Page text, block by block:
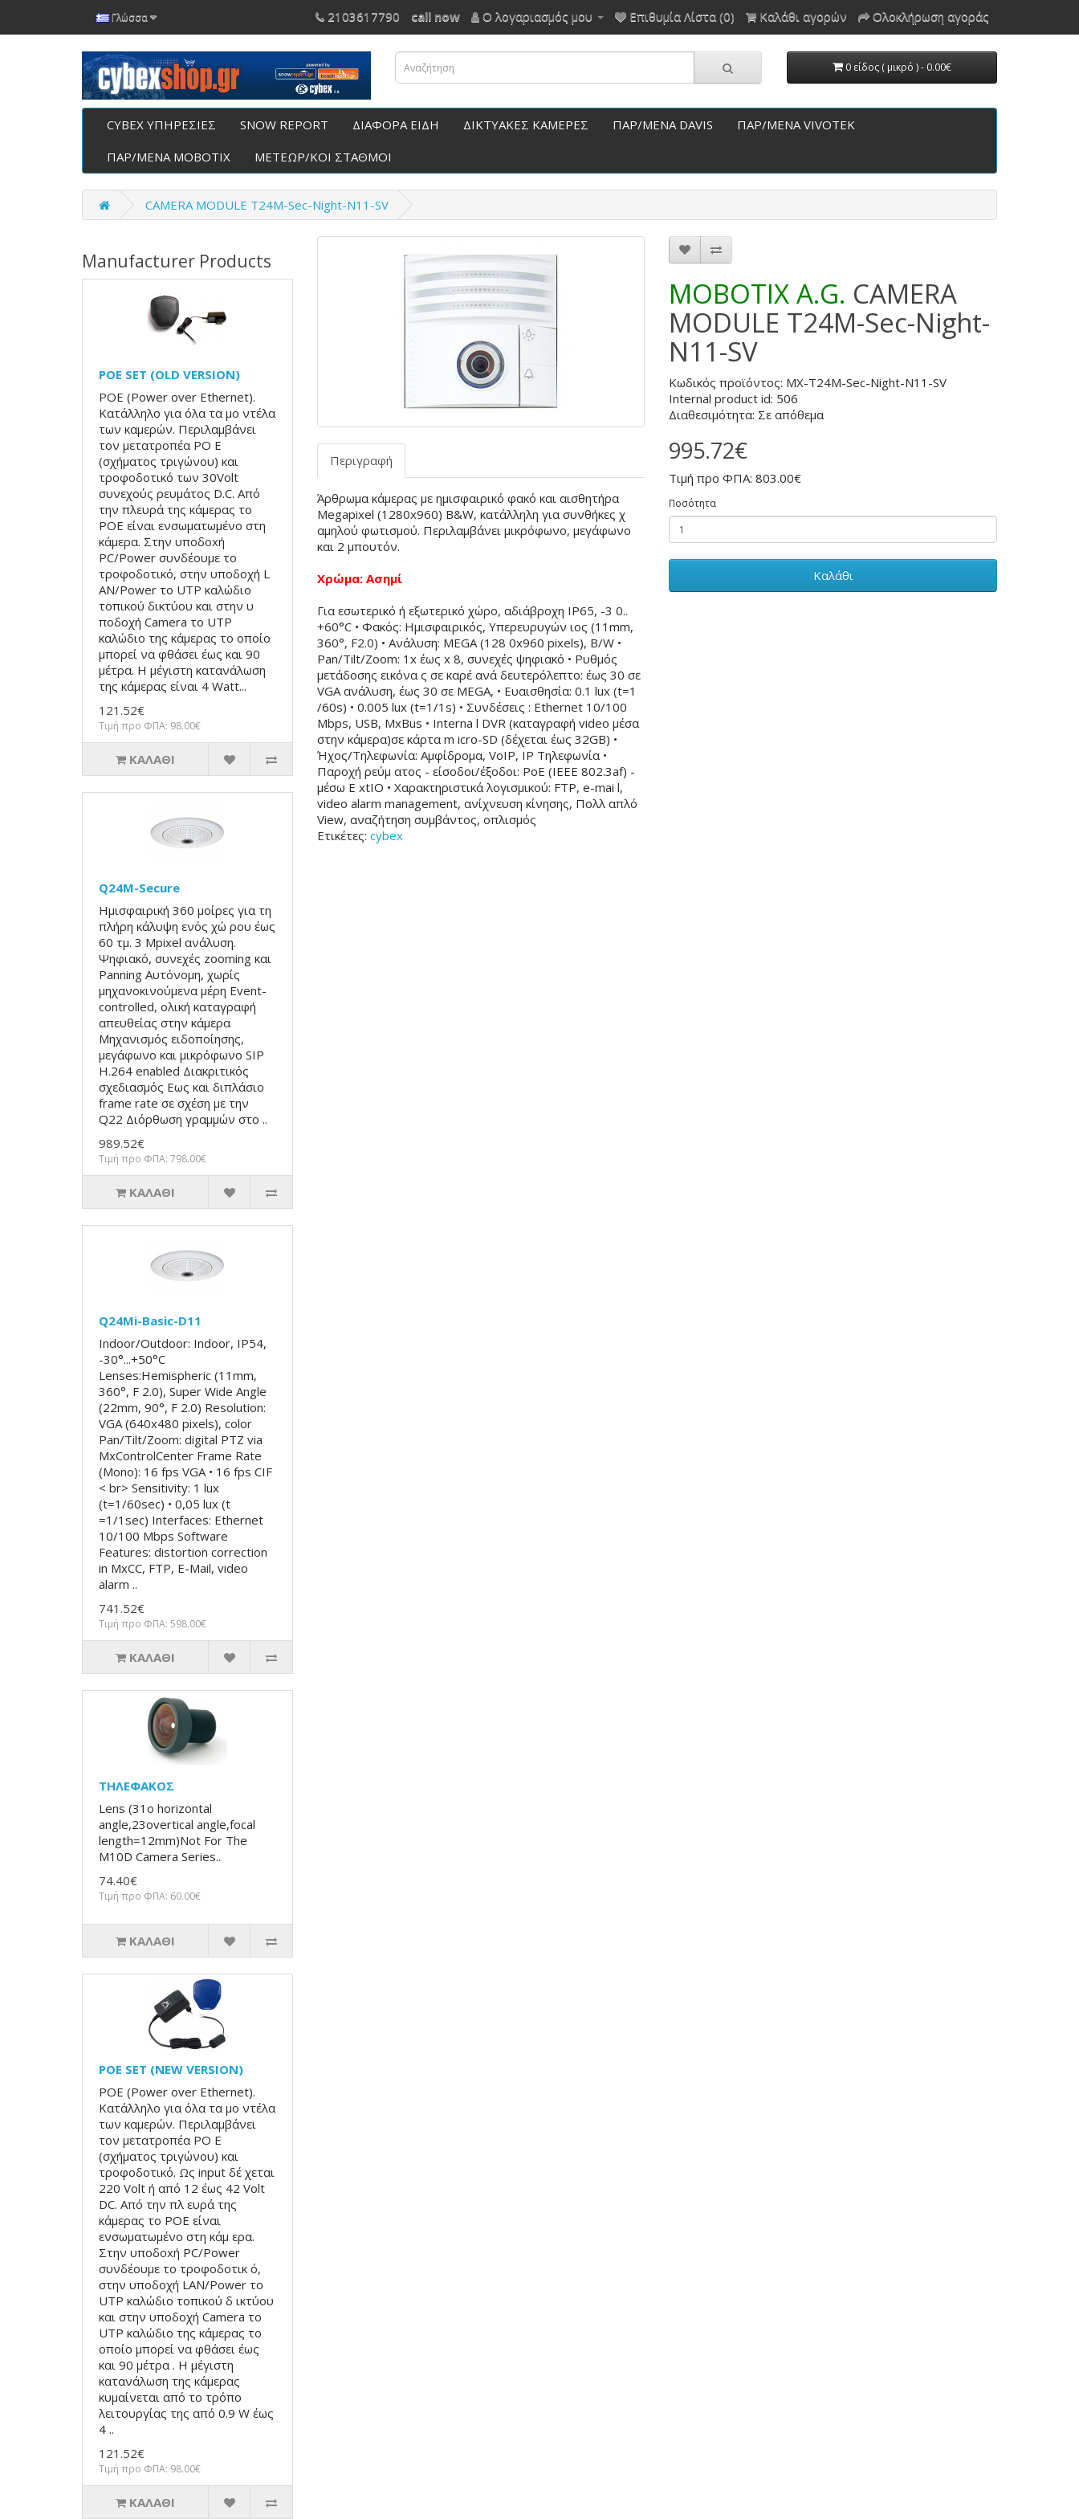
Γλώσσα 2103617790 call now Ο λογαριασμός μου Επιθυμία Λίστα (0) Καλάθι αγορών Ολοκλήρωση αγοράς
0 είδος ( μικρό ) - 0.00€
CYBEX ΥΠΗΡΕΣΙΕΣ SNOW REPORT ΔΙΑΦΟΡΑ ΕΙΔΗ ΔΙΚΤΥΑΚΕΣ ΚΑΜΕΡΕΣ ΠΑΡ/ΜΕΝΑ DAVIS
ΠΑΡ/ΜΕΝΑ VIVOTEK
ΠΑΡ/ΜΕΝΑ ΜΟΒΟΤΙΧ
ΜΕΤΕΩΡ/ΚΟΙ ΣΤΑΘΜΟΙ
CAMERA MODULE T24M-Sec-Night-N11-SV
Manufacturer Products
POE SET (OLD VERSION)
POE (Power over Ethernet).
Κατάλληλο για όλα τα μο ντέλα
των καμερών. Περιλαμβάνει
τον μετατροπέα PO E
(σχήματος τριγώνου) και
τροφοδοτικό των 30Volt
συνεχούς ρευμάτος D.C. Από
την πλευρά της κάμερας το
POE είναι ενσωματωμένο στη
κάμερα. Στην υποδoxή
PC/Power συνδέουμε το
τροφοδοτικό, στην υποδοχή L
AN/Power το UTP καλώδιο
τοπικού δικτύου και στην υ
ποδοχή Camera το UTP
καλώδιο της κάμερας το οποίο
μπορεί να φθάσει έως και 90
μέτρα. Η μέγιστη κατανάλωση
της κάμερας είναι 4 Watt...
121.52€
Τιμή προ ΦΠΑ: 98.00€
ΚΑΛΆΘΙ
Q24M-Secure
Ημισφαιρική 360 μοίρες για τη
πλήρη κάλυψη ενός χώ ρου έως
60 τμ. 3 Mpixel ανάλυση.
Ψηφιακό, συνεχές zooming και
Panning Αυτόνομη, χωρίς
μηχανοκινούμενα μέρη Event-
controlled, ολική καταγραφή
απευθείας στην κάμερα
Μηχανισμός ειδοποίησης,
μεγάφωνο και μικρόφωνο SIP
H.264 enabled Διακριτικός
σχεδιασμός Εως και διπλάσιο
frame rate σε σχέση με την
Q22 Διόρθωση γραμμών στο ..
989.52€
Τιμή προ ΦΠΑ: 798.00€
ΚΑΛΆΘΙ
Q24Mi-Basic-D11
Indoor/Outdoor: Indoor, IP54,
-30°...+50°C
Lenses:Hemispheric (11mm,
360°, F 2.0), Super Wide Angle
(22mm, 90°, F 2.0) Resolution:
VGA (640x480 pixels), color
Pan/Tilt/Zoom: digital PTZ via
MxControlCenter Frame Rate
(Mono): 16 fps VGA • 16 fps CIF
< br> Sensitivity: 1 lux
(t=1/60sec) • 0,05 lux (t
=1/1sec) Interfaces: Ethernet
10/100 Mbps Software
Features: distortion correction
in MxCC, FTP, E-Mail, video
alarm ..
741.52€
Τιμή προ ΦΠΑ: 598.00€
ΚΑΛΆΘΙ
ΤΗΛΕΦΑΚΟΣ
Lens (31o horizontal
angle,23overtical angle,focal
length=12mm)Not For The
M10D Camera Series..
74.40€
Τιμή προ ΦΠΑ: 60.00€
ΚΑΛΆΘΙ
POE SET (NEW VERSION)
POE (Power over Ethernet).
Κατάλληλο για όλα τα μο ντέλα
των καμερών. Περιλαμβάνει
τον μετατροπέα PO E
(σχήματος τριγώνου) και
τροφοδοτικό. Ως input δέ χεται
220 Volt ή από 12 έως 42 Volt
DC. Από την πλ ευρά της
κάμερας το POE είναι
ενσωματωμένο στη κάμ ερα.
Στην υποδoxή PC/Power
συνδέουμε το τροφοδοτικ ό,
στην υποδοχή LAN/Power το
UTP καλώδιο τοπικού δ ικτύου
και στην υποδοχή Camera το
UTP καλώδιο της κάμερας το
οποίο μπορεί να φθάσει έως
και 90 μέτρα . Η μέγιστη
κατανάλωση της κάμερας
κυμαίνεται από το τρόπο
λειτουργίας της από 0.9 W έως
4 ..
121.52€
Τιμή προ ΦΠΑ: 98.00€
ΚΑΛΆΘΙ
Περιγραφή
Άρθρωμα κάμερας με ημισφαιρικό φακό και αισθητήρα
Megapixel (1280x960) B&W, κατάλληλη για συνθήκες χ
αμηλού φωτισμού. Περιλαμβάνει μικρόφωνο, μεγάφωνο
και 2 μπουτόν.
Χρώμα: Ασημί
Για εσωτερικό ή εξωτερικό χώρο, αδιάβροχη IP65, -3 0..
+60°C • Φακός: Ημισφαιρικός, Υπερευρυγών ιος (11mm,
360°, F2.0) • Ανάλυση: MEGA (128 0x960 pixels), B/W •
Pan/Tilt/Zoom: 1x έως x 8, συνεχές ψηφιακό • Ρυθμός
μετάδοσης εικόνα ς σε καρέ ανά δευτερόλεπτο: έως 30 σε
VGA ανάλυση, έως 30 σε MEGA, • Ευαισθησία: 0.1 lux (t=1
/60s) • 0.005 lux (t=1/1s) • Συνδέσεις : Ethernet 10/100
Mbps, USB, MxBus • Interna l DVR (καταγραφή video μέσα
στην κάμερα)σε κάρτα m icro-SD (δέχεται έως 32GB) •
Ήχος/Τηλεφωνία: Αμφίδρομα, VoIP, IP Τηλεφωνία •
Παροχή ρεύμ ατος - είσοδοι/έξοδοι: PoE (IEEE 802.3af) -
μέσω E xtIO • Χαρακτηριστικά λογισμικού: FTP, e-mai l,
video alarm management, ανίχνευση κίνησης, Πολλ απλό
View, αναζήτηση συμβάντος, οπλισμός
ΜΟΒΟΤΙΧ A.G. CAMERA
MODULE T24M-Sec-Night-
N11-SV
Κωδικός προϊόντος: MX-T24M-Sec-Night-N11-SV
Internal product id: 506
Διαθεσιμότητα: Σε απόθεμα
995.72€
Τιμή προ ΦΠΑ: 803.00€
Ποσότητα
Καλάθι
Ετικέτες: cybex